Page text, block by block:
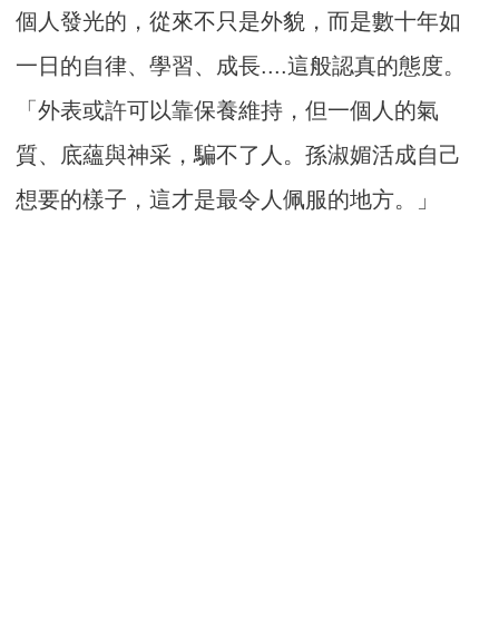
個人發光的，從來不只是外貌，而是數十年如
一日的自律、學習、成長....這般認真的態度。
「外表或許可以靠保養維持，但一個人的氣
質、底蘊與神采，騙不了人。孫淑媚活成自己
想要的樣子，這才是最令人佩服的地方。」